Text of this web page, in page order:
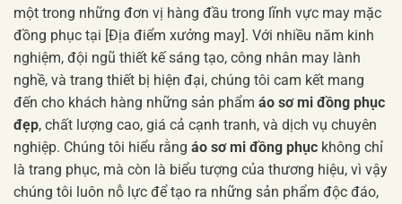
một trong những đơn vị hàng đầu trong lĩnh vực may mặc
đồng phục tại [Địa điểm xưởng may]. Với nhiều năm kinh
nghiệm, đội ngũ thiết kế sáng tạo, công nhân may lành
nghề, và trang thiết bị hiện đại, chúng tôi cam kết mang
đến cho khách hàng những sản phẩm áo sơ mi đồng phục
đẹp, chất lượng cao, giá cả cạnh tranh, và dịch vụ chuyên
nghiệp. Chúng tôi hiểu rằng áo sơ mi đồng phục không chỉ
là trang phục, mà còn là biểu tượng của thương hiệu, vì vậy
chúng tôi luôn nỗ lực để tạo ra những sản phẩm độc đáo,